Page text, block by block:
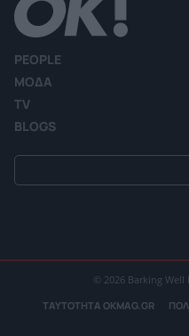
PEOPLE
ΜΟΔΑ
TV
BLOGS
© 2026 Barking Well
ΤΑΥΤΟΤΗΤΑ OKMAG.GR